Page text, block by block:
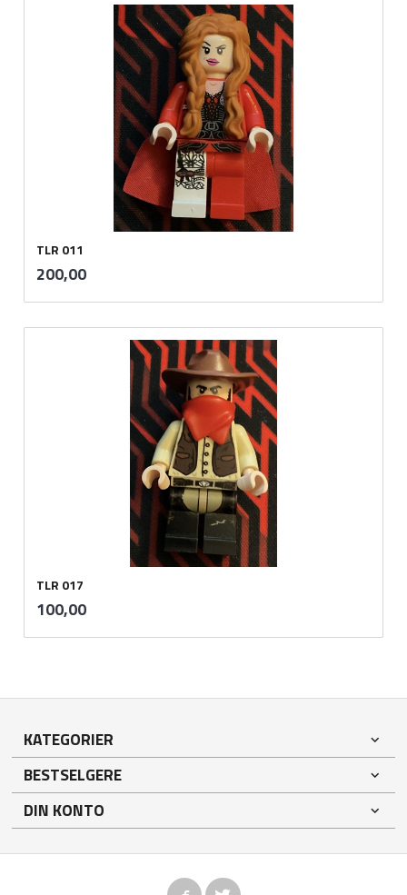
TLR 011
Pris
200,00mva.
TLR 017
Pris
100,00mva.
KATEGORIER
BESTSELGERE
DIN KONTO